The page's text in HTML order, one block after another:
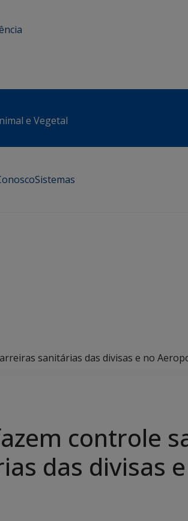
e Vegetal
Sistemas
sanitárias das divisas e no
controle
das divisas